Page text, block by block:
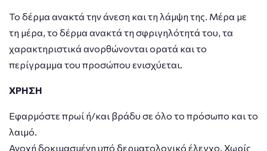
Το δέρμα ανακτά την άνεση και τη λάμψη της. Μέρα με
τη μέρα, το δέρμα ανακτά τη σφριγηλότητά του, τα
χαρακτηριστικά ανορθώνονται ορατά και το
περίγραμμα του προσώπου ενισχύεται.
ΧΡΗΣΗ
Εφαρμόστε πρωί ή/και βράδυ σε όλο το πρόσωπο και το
λαιμό.
Ανοχή δοκιμασμένη υπό δερματολογικό έλεγχο. Χωρίς